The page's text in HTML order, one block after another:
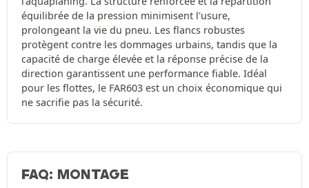
équilibrée de la pression minimisent l'usure,
prolongeant la vie du pneu. Les flancs robustes
protègent contre les dommages urbains, tandis que la
capacité de charge élevée et la réponse précise de la
direction garantissent une performance fiable. Idéal
pour les flottes, le FAR603 est un choix économique qui
ne sacrifie pas la sécurité.
FAQ: MONTAGE